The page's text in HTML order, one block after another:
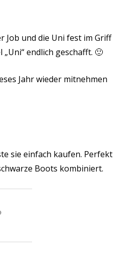
Job und die Uni fest im Griff
endlich geschafft. 🙂
Jahr wieder mitnehmen
sie einfach kaufen. Perfekt
Boots kombiniert.